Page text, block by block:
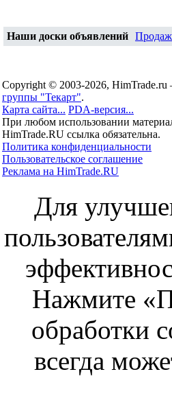
Наши доски объявлений
Copyright © 2003-2026, HimTrade.ru
группы "Текарт".
Карта сайта... PDA-версия...
При любом использовании
HimTrade.RU ссылка обязательна.
Политика конфиденциальности
Пользовательское соглашение
Реклама на HimTrade.RU
Для
Нажмите
обработки
всегда